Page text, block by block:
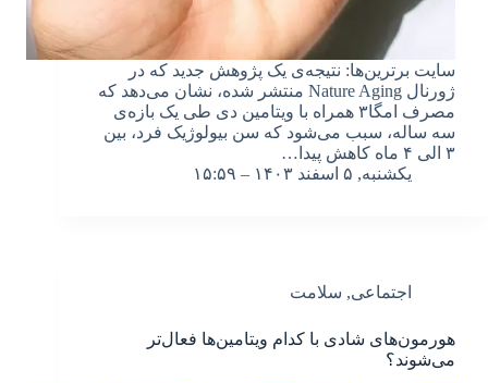
سایت برترین‌ها: نتیجه‌ی یک‌ پژوهش جدید که در
ژورنال Nature Aging منتشر شده، نشان می‌دهد که
مصرف امگا۳ همراه با ویتامین دی طی یک بازه‌ی
سه ساله، سبب می‌شود که سن بیولوژیک فرد، بین
۳ الی ۴ ماه کاهش پیدا…
یکشنبه, ۵ اسفند ۱۴۰۳ – ۱۵:۵۹
اجتماعی, سلامت
هورمون‌های شادی با کدام ویتامین‌ها فعال‌تر
می‌شوند؟